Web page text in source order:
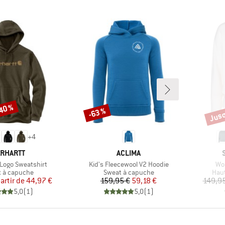
+4
Sweatshirt
group
à capuche
Prix
Prix réduit
de44,97 €
5,0(1)
%
MARQUE
ACLIMA
Article
Kid's Fleecewool V2 Hoodie
Product group
Sweat à capuche
Prix
159,95 €Prix réduit
59,18 €
5,0(1)
Remise
-63 %